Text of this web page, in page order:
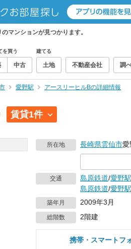
マンションが見つかります。
を買う
中古
建てる
土地 不動産会社 調
愛野駅 アースリーヒルBの詳細情報
賃貸1件
所在地 長崎県雲仙市愛
交通 島原鉄道/愛野駅
島原鉄道/愛野駅
築年月 2009年3月
総階数 2階建
携帯・スマートフ